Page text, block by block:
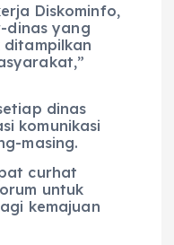
Diskominfo,
dinas yang
dinas
komunikasi
masing.
curhat
untuk
kemajuan